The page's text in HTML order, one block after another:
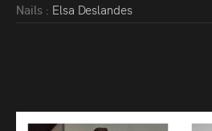
Nails : Elsa Deslandes